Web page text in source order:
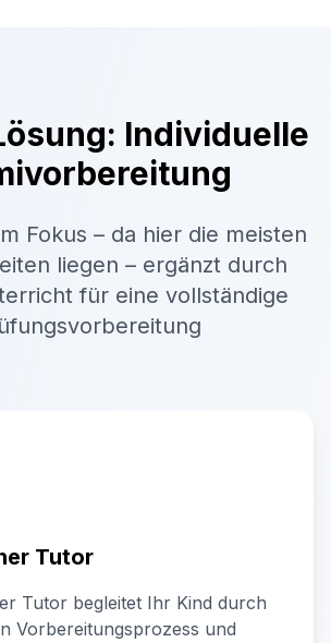
Individuelle
Fokus – da hier die meisten
liegen – ergänzt durch
für eine vollständige
Tutor
Tutor begleitet Ihr Kind durch
Vorbereitungsprozess und